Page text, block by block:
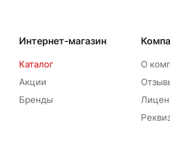
Интернет-магазин
Каталог
Акции
Бренды
О